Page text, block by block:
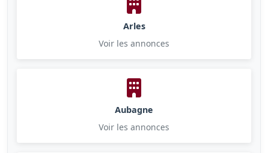
Arles
Voir les annonces
Aubagne
Voir les annonces